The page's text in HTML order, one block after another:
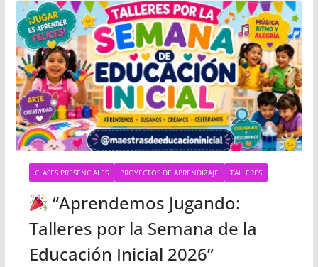
CLASES PRESENCIALES PROYECTOS DE APRENDIZAJE TALLERES
“Aprendemos Jugando:
Talleres por la Semana de la
Educación Inicial 2026”